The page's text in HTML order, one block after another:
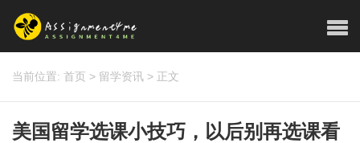
当前位置: 首页 > 留学资讯 > 正文
美国留学选课小技巧，以后别再选课看